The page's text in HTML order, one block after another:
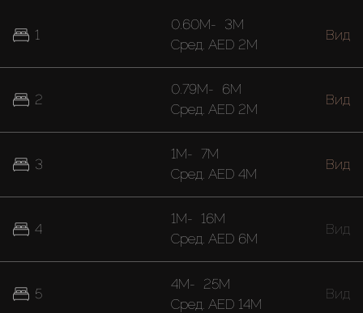
1
2
3
4
5
0.60M- 3M
Cред. AED 2M
Вид
0.79M- 6M
Cред. AED 2M
Вид
1M- 7M
Cред. AED 4M
Вид
1M- 16M
Cред. AED 6M
Вид
4M- 25M
Cред. AED 14M
Вид